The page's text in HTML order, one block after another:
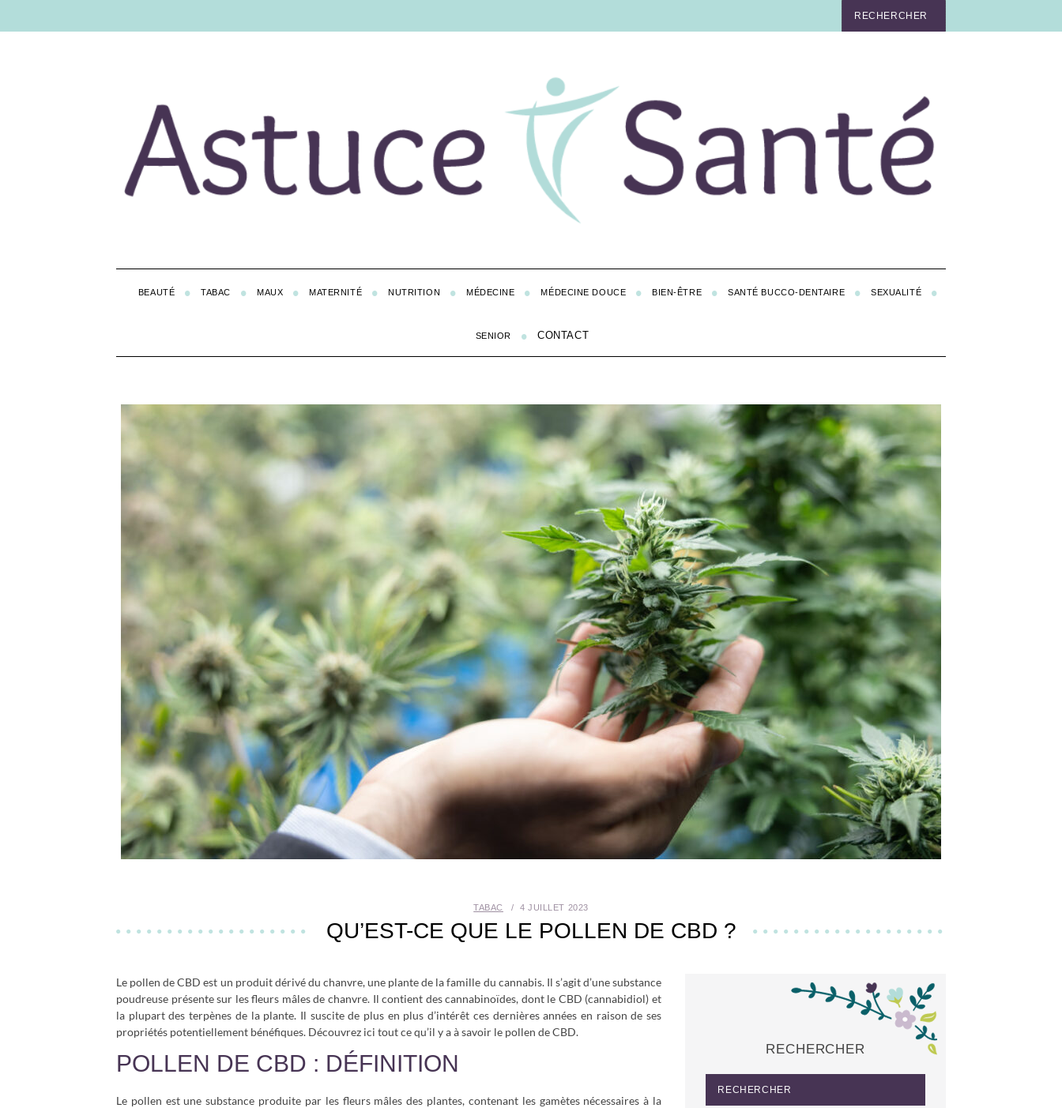
BEAUTÉ TABAC MAUX MATERNITÉ NUTRITION MÉDECINE MÉDECINE DOUCE BIEN-ÊTRE SANTÉ BUCCO-DENTAIRE SEXUALITÉ
SENIOR CONTACT
TABAC 4 JUILLET 2023
QU’EST-CE QUE LE POLLEN DE CBD ?
Le pollen de CBD est un produit dérivé du chanvre, une plante de la famille du cannabis. Il s’agit d’une substance
poudreuse présente sur les fleurs mâles de chanvre. Il contient des cannabinoïdes, dont le CBD (cannabidiol) et
la plupart des terpènes de la plante. Il suscite de plus en plus d’intérêt ces dernières années en raison de ses
propriétés potentiellement bénéfiques. Découvrez ici tout ce qu’il y a à savoir le pollen de CBD.
POLLEN DE CBD : DÉFINITION
Le pollen est une substance produite par les fleurs mâles des plantes, contenant les gamètes nécessaires à la
RECHERCHER